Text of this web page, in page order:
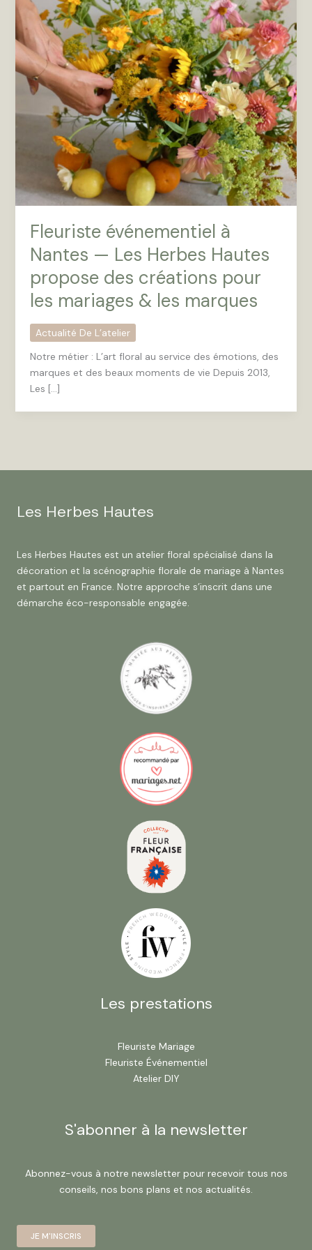
Fleuriste événementiel à
Nantes — Les Herbes Hautes
propose des créations pour
les mariages & les marques
Actualité De L’atelier
Notre métier : L’art floral au service des émotions, des
marques et des beaux moments de vie Depuis 2013,
Les […]
Les Herbes Hautes
Les Herbes Hautes est un atelier floral spécialisé dans la
décoration et la scénographie florale de mariage à Nantes
et partout en France. Notre approche s’inscrit dans une
démarche éco-responsable engagée.
Les prestations
Fleuriste Mariage
Fleuriste Événementiel
Atelier DIY
S'abonner à la newsletter
Abonnez-vous à notre newsletter pour recevoir tous nos
conseils, nos bons plans et nos actualités.
JE M'INSCRIS